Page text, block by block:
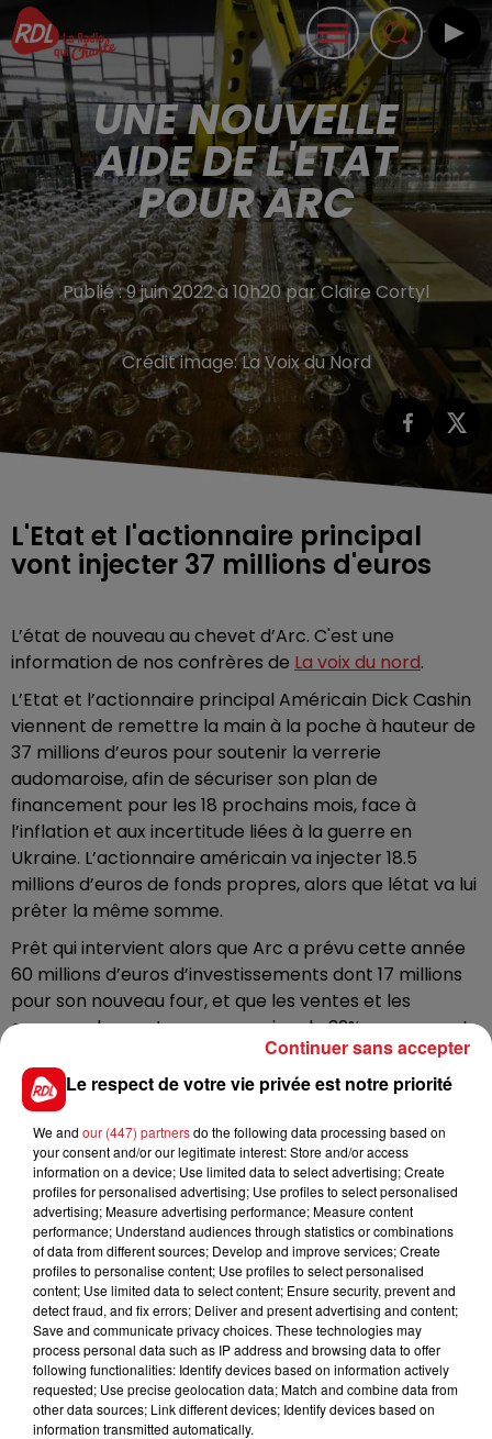
UNE NOUVELLE
AIDE DE L'ETAT
POUR ARC
Publié : 9 juin 2022 à 10h20 par Claire Cortyl
Crédit image:La Voix du Nord
L'Etat et l'actionnaire principal
vont injecter 37 millions d'euros
L’état de nouveau au chevet d’Arc. C'est une
information de nos confrères de La voix du nord.
L’Etat et l’actionnaire principal Américain Dick Cashin
viennent de remettre la main à la poche à hauteur de
37 millions d’euros pour soutenir la verrerie
audomaroise, afin de sécuriser son plan de
financement pour les 18 prochains mois, face à
l’inflation et aux incertitude liées à la guerre en
Ukraine. L’actionnaire américain va injecter 18.5
millions d’euros de fonds propres, alors que létat va lui
prêter la même somme.
Prêt qui intervient alors que Arc a prévu cette année
60 millions d’euros d’investissements dont 17 millions
pour son nouveau four, et que les ventes et les
commandes sont en progression de 32% par rapport
FIL D'ACTUS
Le respect de votre vie privée est notre priorité
We and our (447) partnersdo the following data processing based on
your consent and/or our legitimate interest: Store and/or access
information on a device; Use limited data to select advertising; Create
profiles for personalised advertising; Use profiles to select personalised
advertising; Measure advertising performance; Measure content
performance; Understand audiences through statistics or combinations
of data from different sources; Develop and improve services; Create
profiles to personalise content; Use profiles to select personalised
content; Use limited data to select content; Ensure security, prevent and
detect fraud, and fix errors; Deliver and present advertising and content;
Save and communicate privacy choices. These technologies may
process personal data such as IP address and browsing data to offer
following functionalities: Identify devices based on information actively
requested; Use precise geolocation data; Match and combine data from
other data sources; Link different devices; Identify devices based on
information transmitted automatically.
Continuer sans accepter